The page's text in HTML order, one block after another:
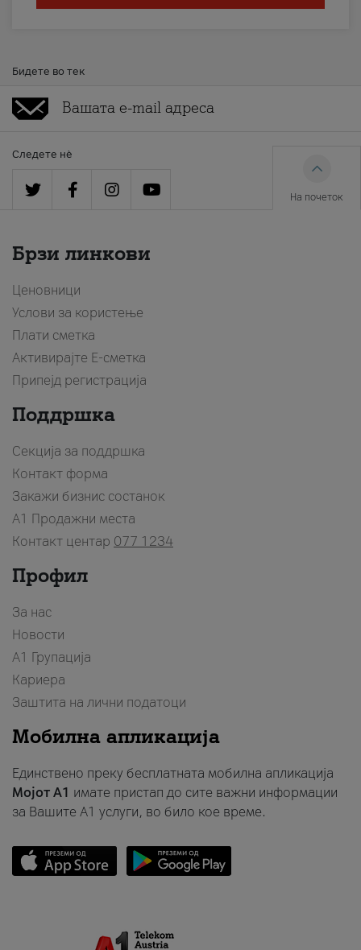
Бидете во тек
Следете нè
На почеток
Брзи линкови
Ценовници
Услови за користење
Плати сметка
Активирајте Е-сметка
Припејд регистрација
Поддршка
Секција за поддршка
Контакт форма
Закажи бизнис состанок
A1 Продажни места
Контакт центар 077 1234
Профил
За нас
Новости
А1 Групација
Кариера
Заштита на лични податоци
Мобилна апликација
Единствено преку бесплатната мобилна апликација
Мојот A1 имате пристап до сите важни информации
за Вашите A1 услуги, во било кое време.